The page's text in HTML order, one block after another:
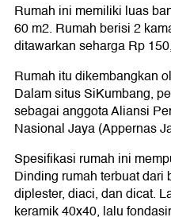
Rumah ini memiliki luas
60 m2. Rumah berisi 2
ditawarkan seharga Rp
Rumah itu dikembangkan
Dalam situs SiKumbang,
sebagai anggota Aliansi
Nasional Jaya (Appernas
Spesifikasi rumah ini
Dinding rumah terbuat dari
diplester, diaci, dan dicat.
keramik 40x40, lalu